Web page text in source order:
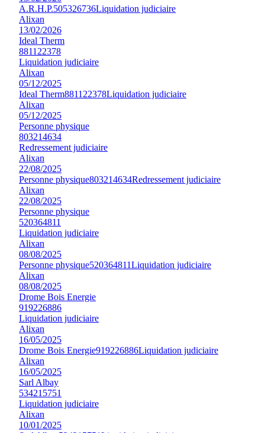
A.R.H.P.505326736Liquidation judiciaire
Alixan
13/02/2026
Ideal Therm
881122378
Liquidation judiciaire
Alixan
05/12/2025
Ideal Therm881122378Liquidation judiciaire
Alixan
05/12/2025
Personne physique
803214634
Redressement judiciaire
Alixan
22/08/2025
Personne physique803214634Redressement judiciaire
Alixan
22/08/2025
Personne physique
520364811
Liquidation judiciaire
Alixan
08/08/2025
Personne physique520364811Liquidation judiciaire
Alixan
08/08/2025
Drome Bois Energie
919226886
Liquidation judiciaire
Alixan
16/05/2025
Drome Bois Energie919226886Liquidation judiciaire
Alixan
16/05/2025
Sarl Albay
534215751
Liquidation judiciaire
Alixan
10/01/2025